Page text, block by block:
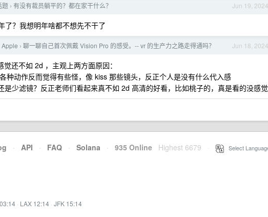
Jun 19, 2024
题 › 有没有裁员躺平的？都在家干什么？
了？我想明年啥都不想先不干了
Jun 18, 2024
Apple › 聊一聊自己首次佩戴 Vision Pro 的感受。-- vr 的生产力之路走得通吗？
还不如 2d ，主观上两方面原因：
种动作反而觉得有些怪，像 kiss 那些镜头，反正个人是没有什么代入感
少滤镜？反正老师们看起来真不如 2d 高清的好看，比如桃子的，真是看的没感觉
· API · FAQ · Solana · 935 Online Highest 6679 Select
· LAX 12:14 · JFK 15:14